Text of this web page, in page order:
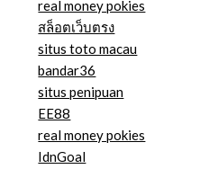
real money pokies
สล็อตเว็บตรง
situs toto macau
bandar36
situs penipuan
EE88
real money pokies
IdnGoal